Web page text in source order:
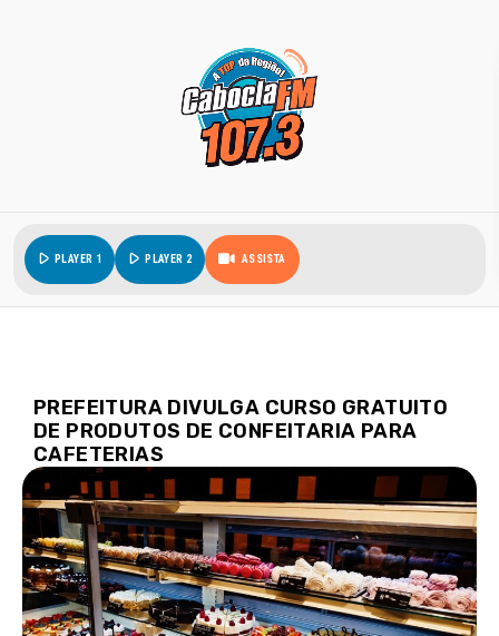
play_arrowPLAYER 1 play_arrowPLAYER 2 ASSISTA
PREFEITURA DIVULGA CURSO GRATUITO
DE PRODUTOS DE CONFEITARIA PARA
CAFETERIAS